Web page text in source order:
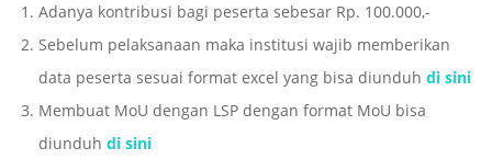
Adanya kontribusi bagi peserta sebesar Rp. 100.000,-
Sebelum pelaksanaan maka institusi wajib memberikan
data peserta sesuai format excel yang bisa diunduh di sini
Membuat MoU dengan LSP dengan format MoU bisa
diunduh di sini